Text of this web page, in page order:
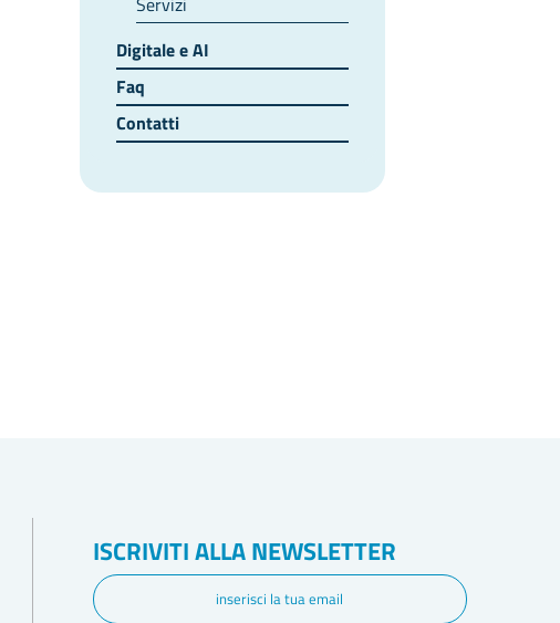
Digitale e AI
Faq
Contatti
ISCRIVITI ALLA NEWSLETTER